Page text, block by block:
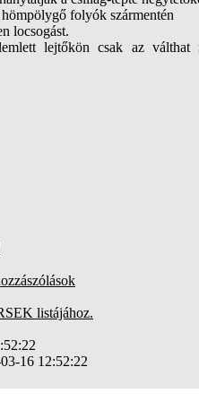
folyók szármentén
locsogást.
lejtőkön csak az válthat
listájához.
16 12:52:22